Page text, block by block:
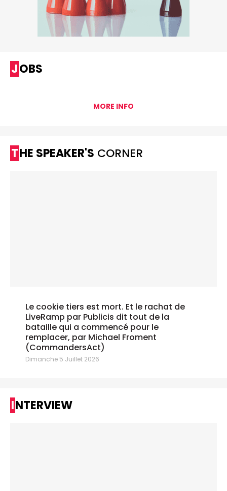
JOBS
MORE INFO
THE SPEAKER'S CORNER
Le cookie tiers est mort. Et le rachat de
LiveRamp par Publicis dit tout de la
bataille qui a commencé pour le
remplacer, par Michael Froment
(CommandersAct)
Dimanche 5 Juillet 2026
INTERVIEW